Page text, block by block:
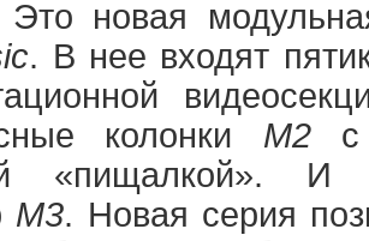
Это новая
. В нее входят
колонки M2с
«пищалкой».
M3. Новая серия